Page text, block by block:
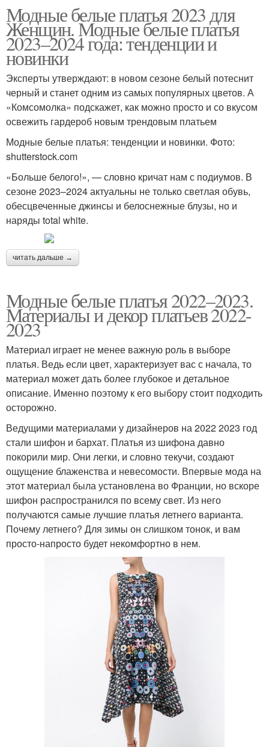
Модные белые платья 2023 для
Женщин. Модные белые платья
2023–2024 года: тенденции и
новинки
Эксперты утверждают: в новом сезоне белый потеснит
черный и станет одним из самых популярных цветов. А
«Комсомолка» подскажет, как можно просто и со вкусом
освежить гардероб новым трендовым платьем
Модные белые платья: тенденции и новинки. Фото:
shutterstock.com
«Больше белого!», — словно кричат нам с подиумов. В
сезоне 2023–2024 актуальны не только светлая обувь,
обесцвеченные джинсы и белоснежные блузы, но и
наряды total white.
читать дальше →
Модные белые платья 2022–2023.
Материалы и декор платьев 2022-
2023
Материал играет не менее важную роль в выборе
платья. Ведь если цвет, характеризует вас с начала, то
материал может дать более глубокое и детальное
описание. Именно поэтому к его выбору стоит подходить
осторожно.
Ведущими материалами у дизайнеров на 2022 2023 год
стали шифон и бархат. Платья из шифона давно
покорили мир. Они легки, и словно текучи, создают
ощущение блаженства и невесомости. Впервые мода на
этот материал была установлена во Франции, но вскоре
шифон распространился по всему свет. Из него
получаются самые лучшие платья летнего варианта.
Почему летнего? Для зимы он слишком тонок, и вам
просто-напросто будет некомфортно в нем.